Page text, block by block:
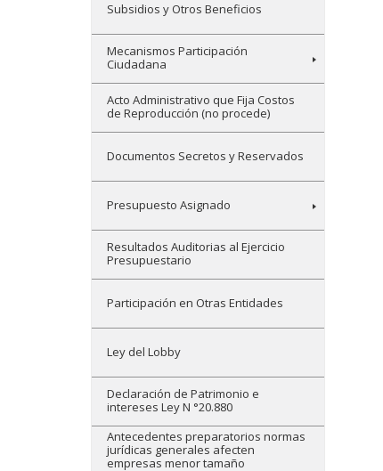
Subsidios y Otros Beneficios
Mecanismos Participación
Ciudadana
Acto Administrativo que Fija Costos
de Reproducción (no procede)
Documentos Secretos y Reservados
Presupuesto Asignado
Resultados Auditorias al Ejercicio
Presupuestario
Participación en Otras Entidades
Ley del Lobby
Declaración de Patrimonio e
intereses Ley N °20.880
Antecedentes preparatorios normas
jurídicas generales afecten
empresas menor tamaño